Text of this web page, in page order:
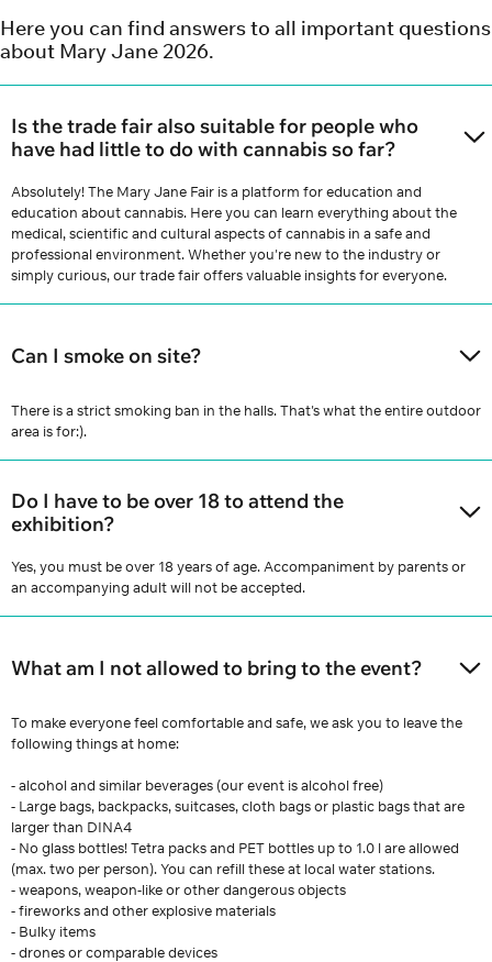
Here you can find answers to all important questions
about Mary Jane 2026.
Is the trade fair also suitable for people who
have had little to do with cannabis so far?
Absolutely! The Mary Jane Fair is a platform for education and
education about cannabis. Here you can learn everything about the
medical, scientific and cultural aspects of cannabis in a safe and
professional environment. Whether you're new to the industry or
simply curious, our trade fair offers valuable insights for everyone.
Can I smoke on site?
There is a strict smoking ban in the halls. That's what the entire outdoor
area is for:).
Do I have to be over 18 to attend the
exhibition?
Yes, you must be over 18 years of age. Accompaniment by parents or
an accompanying adult will not be accepted.
What am I not allowed to bring to the event?
To make everyone feel comfortable and safe, we ask you to leave the
following things at home:
- alcohol and similar beverages (our event is alcohol free)
- Large bags, backpacks, suitcases, cloth bags or plastic bags that are
larger than DINA4
- No glass bottles! Tetra packs and PET bottles up to 1.0 l are allowed
(max. two per person). You can refill these at local water stations.
- weapons, weapon-like or other dangerous objects
- fireworks and other explosive materials
- Bulky items
- drones or comparable devices